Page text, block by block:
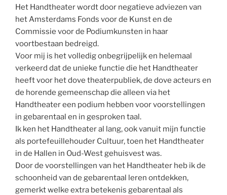
Het Handtheater wordt door negatieve adviezen van
het Amsterdams Fonds voor de Kunst en de
Commissie voor de Podiumkunsten in haar
voortbestaan bedreigd.
Voor mij is het volledig onbegrijpelijk en helemaal
verkeerd dat de unieke functie die het Handtheater
heeft voor het dove theaterpubliek, de dove acteurs en
de horende gemeenschap die alleen via het
Handtheater een podium hebben voor voorstellingen
in gebarentaal en in gesproken taal.
Ik ken het Handtheater al lang, ook vanuit mijn functie
als portefeuillehouder Cultuur, toen het Handtheater
in de Hallen in Oud-West gehuisvest was.
Door de voorstellingen van het Handtheater heb ik de
schoonheid van de gebarentaal leren ontdekken,
gemerkt welke extra betekenis gebarentaal als